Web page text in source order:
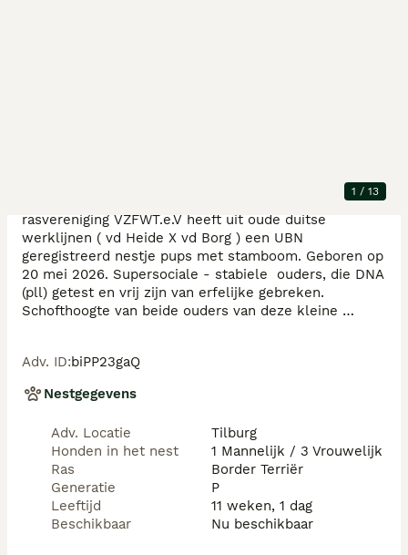
1 / 13
Westfalenterrier kennel ''von Brabant'' aangesloten bij
rasvereniging VZFWT.e.V heeft uit oude duitse
werklijnen ( vd Heide X vd Borg ) een UBN
geregistreerd nestje pups met stamboom. Geboren op
20 mei 2026. Supersociale - stabiele  ouders, die DNA
(pll) getest en vrij zijn van erfelijke gebreken.
Schofthoogte van beide ouders van deze kleine
gezinshonden.                ( referenties opvraagbaar )
De pups groeien op in en rondom huis met onze
andere wft. en worden in ruime mate gesocialiseerd.
gevaccineerd. De pups hebben de goedkeuring van de
dierenarts en mogen voorzien van een europees
paspoort naar hun nieuwe baasjes. Een oriënterend
gesprek moet vertrouwen geven alvorens partijen
overgaan tot plaatsing. Voor meer info kunt u contact
opnemen met 06-53313067 vanuit buitenland
Adv. ID:biPP23gaQ
Nestgegevens
Adv. Locatie
Tilburg
Honden in het nest
1 Mannelijk / 3 Vrouwelijk
Ras
Border Terriër
Generatie
P
Leeftijd
11 weken, 1 dag
Beschikbaar
Nu beschikbaar